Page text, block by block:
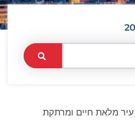
מלאת חיים ומרתקת